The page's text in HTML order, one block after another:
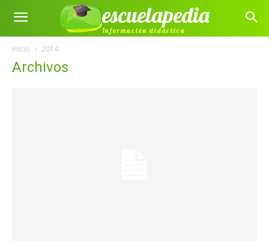
escuelapedia
Información didáctica
Inicio 2014
Archivos